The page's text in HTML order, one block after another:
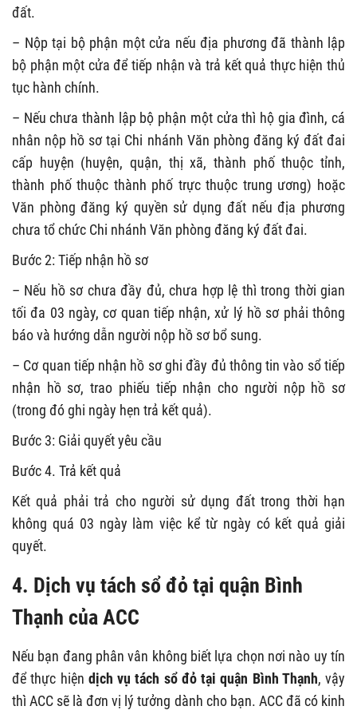
đất.
– Nộp tại bộ phận một cửa nếu địa phương đã thành lập
bộ phận một cửa để tiếp nhận và trả kết quả thực hiện thủ
tục hành chính.
– Nếu chưa thành lập bộ phận một cửa thì hộ gia đình, cá
nhân nộp hồ sơ tại Chi nhánh Văn phòng đăng ký đất đai
cấp huyện (huyện, quận, thị xã, thành phố thuộc tỉnh,
thành phố thuộc thành phố trực thuộc trung ương) hoặc
Văn phòng đăng ký quyền sử dụng đất nếu địa phương
chưa tổ chức Chi nhánh Văn phòng đăng ký đất đai.
Bước 2: Tiếp nhận hồ sơ
– Nếu hồ sơ chưa đầy đủ, chưa hợp lệ thì trong thời gian
tối đa 03 ngày, cơ quan tiếp nhận, xử lý hồ sơ phải thông
báo và hướng dẫn người nộp hồ sơ bổ sung.
– Cơ quan tiếp nhận hồ sơ ghi đầy đủ thông tin vào sổ tiếp
nhận hồ sơ, trao phiếu tiếp nhận cho người nộp hồ sơ
(trong đó ghi ngày hẹn trả kết quả).
Bước 3: Giải quyết yêu cầu
Bước 4. Trả kết quả
Kết quả phải trả cho người sử dụng đất trong thời hạn
không quá 03 ngày làm việc kể từ ngày có kết quả giải
quyết.
4. Dịch vụ tách sổ đỏ tại quận Bình
Thạnh của ACC
Nếu bạn đang phân vân không biết lựa chọn nơi nào uy tín
để thực hiện dịch vụ tách sổ đỏ tại quận Bình Thạnh, vậy
thì ACC sẽ là đơn vị lý tưởng dành cho bạn. ACC đã có kinh